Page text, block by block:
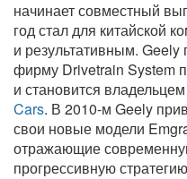
начинает совместный
год стал для китайской
и результативным. Geely
фирму Drivetrain System
и становится
Cars. В 2010-м Geely
свои новые модели
отражающие
прогрессивную